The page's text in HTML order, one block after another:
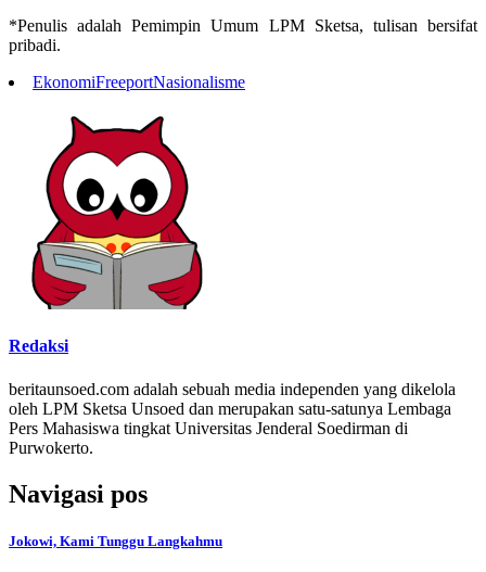
*Penulis adalah Pemimpin Umum LPM Sketsa, tulisan bersifat
pribadi.
EkonomiFreeportNasionalisme
Redaksi
beritaunsoed.com adalah sebuah media independen yang dikelola
oleh LPM Sketsa Unsoed dan merupakan satu-satunya Lembaga
Pers Mahasiswa tingkat Universitas Jenderal Soedirman di
Purwokerto.
Navigasi pos
Jokowi, Kami Tunggu Langkahmu